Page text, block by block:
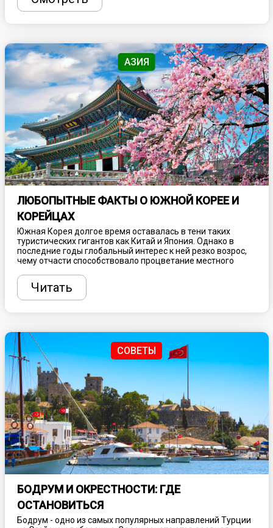
АЗИЯ
ЛЮБОПЫТНЫЕ ФАКТЫ О ЮЖНОЙ КОРЕЕ И
КОРЕЙЦАХ
Южная Корея долгое время оставалась в тени таких
туристических гигантов как Китай и Япония. Однако в
последние годы глобальный интерес к ней резко возрос,
чему отчасти способствовало процветание местного
невероятная культура и сохранение древних традиций.
Рассказываем несколько любопытных фактах об этой
стране и ее жителях.
Читать
СОВЕТЫ
БОДРУМ И ОКРЕСТНОСТИ: ГДЕ
ОСТАНОВИТЬСЯ
Бодрум - одно из самых популярных направлений Турции